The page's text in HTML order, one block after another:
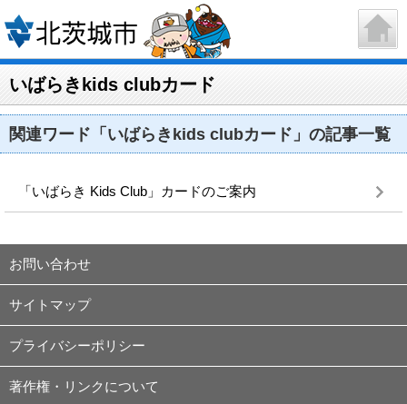
いばらきkids clubカード
関連ワード「いばらきkids clubカード」の記事一覧
「いばらき Kids Club」カードのご案内
お問い合わせ
サイトマップ
プライバシーポリシー
著作権・リンクについて